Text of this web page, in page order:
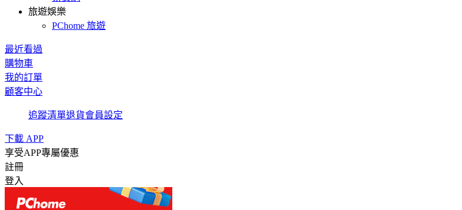
旅遊娛樂
PChome 旅遊
最近看過
購物車
我的訂單
顧客中心
追蹤清單退貨會員設定
下載 APP
享受APP專屬優惠
註冊
登入